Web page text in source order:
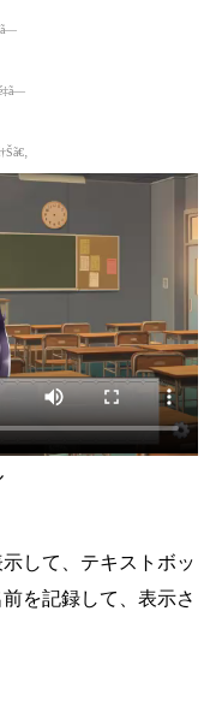
して、テキストボッ
を記録して、表示さ